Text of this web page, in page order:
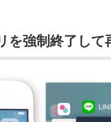
を強制終了して